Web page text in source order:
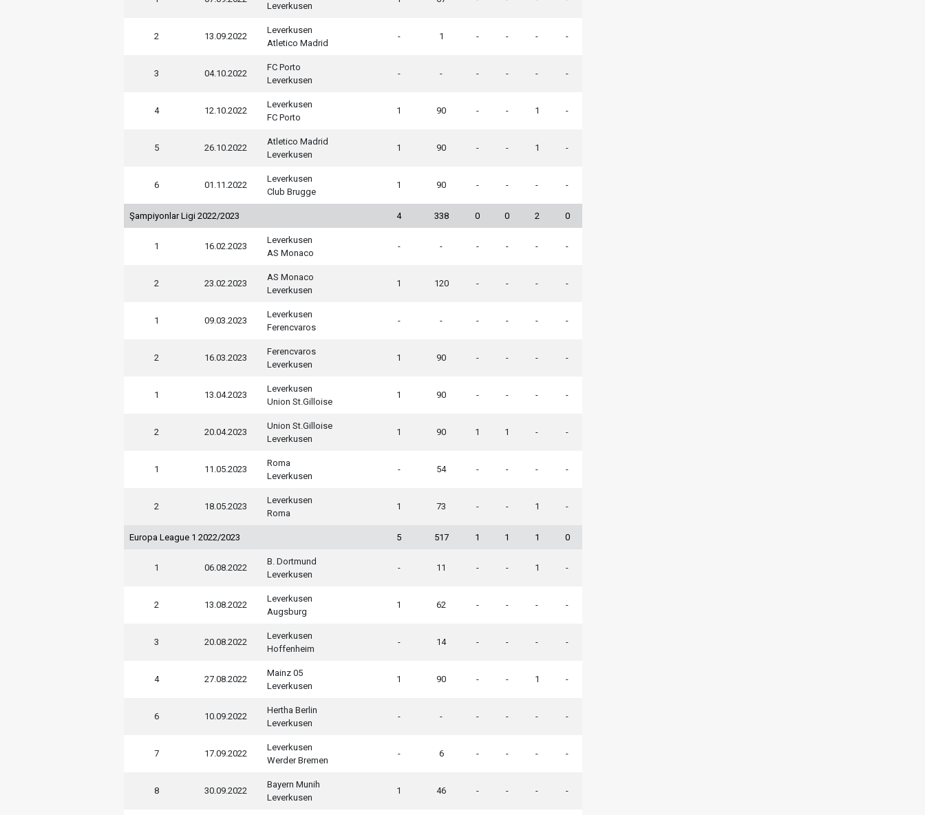
Leverkusen
2 13.09.2022
Leverkusen
Atletico Madrid
- 1 - - - -
3 04.10.2022
FC Porto
Leverkusen
- - - - - -
4 12.10.2022
Leverkusen
FC Porto
1 90 - - 1 -
5 26.10.2022
Atletico Madrid
Leverkusen
1 90 - - 1 -
6 01.11.2022
Leverkusen
Club Brugge
1 90 - - - -
Şampiyonlar Ligi 2022/2023 4 338 0 0 2 0
1 16.02.2023
Leverkusen
AS Monaco
- - - - - -
2 23.02.2023
AS Monaco
Leverkusen
1 120 - - - -
1 09.03.2023
Leverkusen
Ferencvaros
- - - - - -
2 16.03.2023
Ferencvaros
Leverkusen
1 90 - - - -
1 13.04.2023
Leverkusen
Union St.Gilloise
1 90 - - - -
2 20.04.2023
Union St.Gilloise
Leverkusen
1 90 1 1 - -
1 11.05.2023
Roma
Leverkusen
- 54 - - - -
2 18.05.2023
Leverkusen
Roma
1 73 - - 1 -
Europa League 1 2022/2023 5 517 1 1 1 0
1 06.08.2022
B. Dortmund
Leverkusen
- 11 - - 1 -
2 13.08.2022
Leverkusen
Augsburg
1 62 - - - -
3 20.08.2022
Leverkusen
Hoffenheim
- 14 - - - -
4 27.08.2022
Mainz 05
Leverkusen
1 90 - - 1 -
6 10.09.2022
Hertha Berlin
Leverkusen
- - - - - -
7 17.09.2022
Leverkusen
Werder Bremen
- 6 - - - -
8 30.09.2022
Bayern Munih
Leverkusen
1 46 - - - -